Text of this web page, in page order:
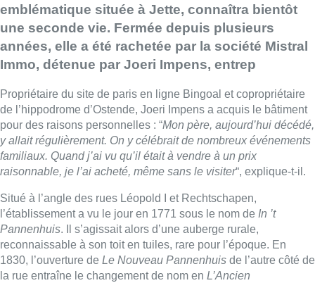
emblématique située à Jette, connaîtra bientôt
une seconde vie. Fermée depuis plusieurs
années, elle a été rachetée par la société Mistral
Immo, détenue par Joeri Impens, entrep
Propriétaire du site de paris en ligne Bingoal et copropriétaire
de l’hippodrome d’Ostende, Joeri Impens a acquis le bâtiment
pour des raisons personnelles : “Mon père, aujourd’hui décédé,
y allait régulièrement. On y célébrait de nombreux événements
familiaux. Quand j’ai vu qu’il était à vendre à un prix
raisonnable, je l’ai acheté, même sans le visiter“, explique-t-il.
Situé à l’angle des rues Léopold I et Rechtschapen,
l’établissement a vu le jour en 1771 sous le nom de In ’t
Pannenhuis. Il s’agissait alors d’une auberge rurale,
reconnaissable à son toit en tuiles, rare pour l’époque. En
1830, l’ouverture de Le Nouveau Pannenhuis de l’autre côté de
la rue entraîne le changement de nom en L’Ancien